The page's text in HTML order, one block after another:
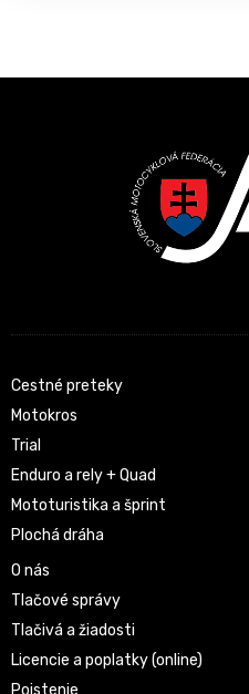
Cestné preteky
Motokros
Trial
Enduro a rely + Quad
Mototuristika a šprint
Plochá dráha
O nás
Tlačové správy
Tlačivá a žiadosti
Licencie a poplatky (online)
Poistenie